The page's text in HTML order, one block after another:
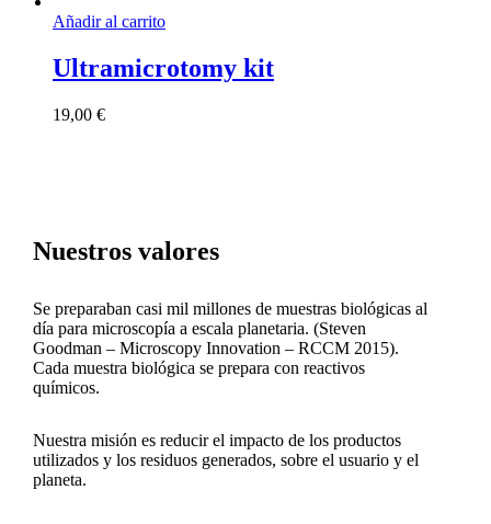
Añadir al carrito
Ultramicrotomy kit
19,00 €
Nuestros valores
Se preparaban casi mil millones de muestras biológicas al
día para microscopía a escala planetaria. (Steven
Goodman – Microscopy Innovation – RCCM 2015).
Cada muestra biológica se prepara con reactivos
químicos.
Nuestra misión es reducir el impacto de los productos
utilizados y los residuos generados, sobre el usuario y el
planeta.